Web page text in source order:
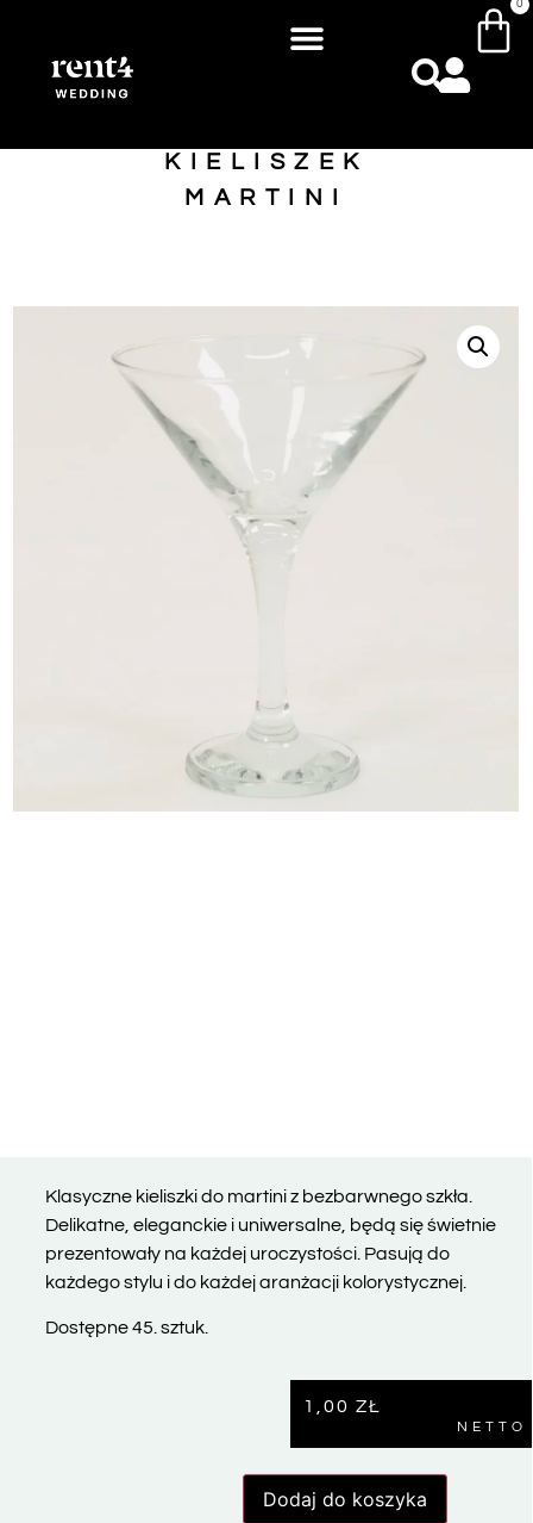
0
KIELISZEK
MARTINI
Klasyczne kieliszki do martini z bezbarwnego szkła.
Delikatne, eleganckie i uniwersalne, będą się świetnie
prezentowały na każdej uroczystości. Pasują do
każdego stylu i do każdej aranżacji kolorystycznej.
Dostępne 45. sztuk.
1,00 ZŁ
NETTO
Dodaj do koszyka